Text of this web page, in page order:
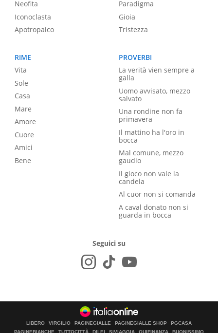
Neofita
Iconoclasta
Apotropaico
Paradigma
Gioia
Tristezza
RIME
Vita
Sole
Casa
Mare
Amore
Cuore
Amici
Bene
PROVERBI
La verità vien sempre a
galla
Uomo avvisato, mezzo
salvato
Una rondine non fa
primavera
Il mattino ha l'oro in
bocca
Mal comune, mezzo
gaudio
Il gioco non vale la
candela
Al cuor non si comanda
A caval donato non si
guarda in bocca
Seguici su
LIBERO VIRGILIO PAGINEGIALLE PAGINEGIALLE SHOP
PGCASA